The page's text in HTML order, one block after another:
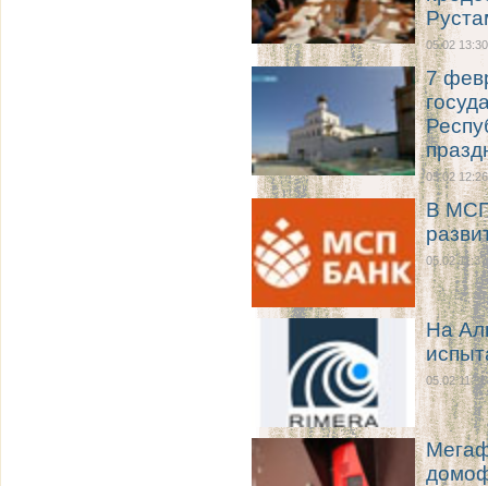
05.02 13:30
7
05.02 12:26
В МСП
05.02 11:37
На
05.02 11:35